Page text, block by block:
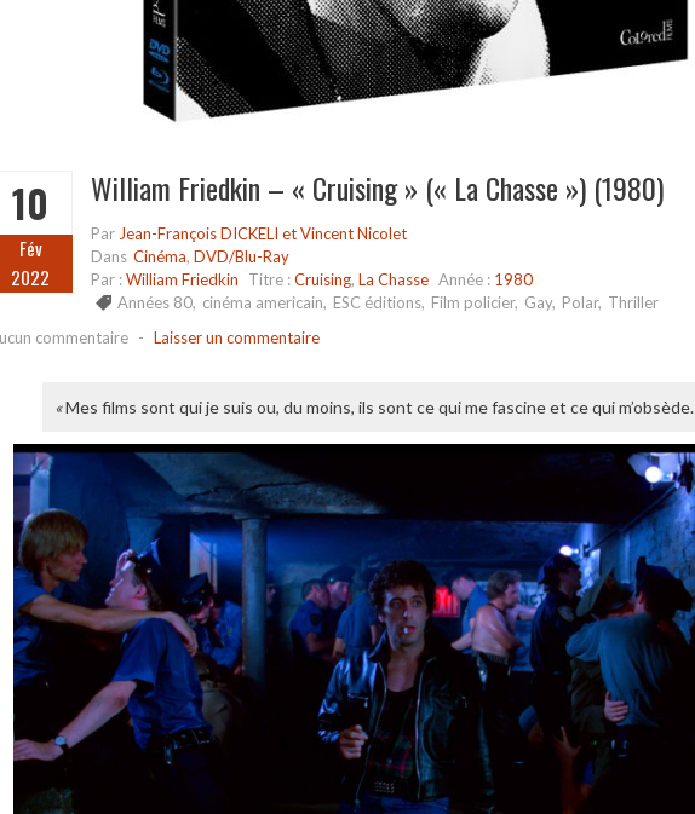
10
Fév
2022
William Friedkin – « Cruising » (« La Chasse ») (1980)
Par Jean-François DICKELI et Vincent Nicolet
Dans Cinéma, DVD/Blu-Ray
Par :William Friedkin Titre :Cruising, La Chasse Année : 1980
Années 80, cinéma americain, ESC éditions, Film policier, Gay, Polar, Thriller
commentaire - Laisser un commentaire
«Mes films sont qui je suis ou, du moins, ils sont ce qui me fascine et ce qui m’obsède.